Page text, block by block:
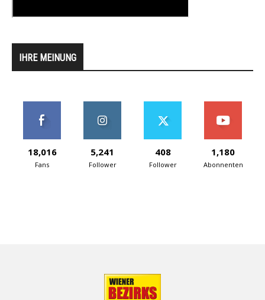
IHRE MEINUNG
18,016
Fans
5,241
Follower
408
Follower
1,180
Abonnenten